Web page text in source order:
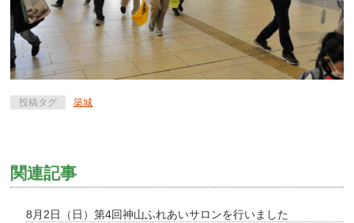
投稿タグ 築城
関連記事
8月2日（日）第4回神山ふれあいサロンを行いました